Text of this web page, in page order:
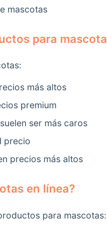
mascotas
para
más altos
premium
ser más caros
precio
precios más altos
en línea?
para mascotas: